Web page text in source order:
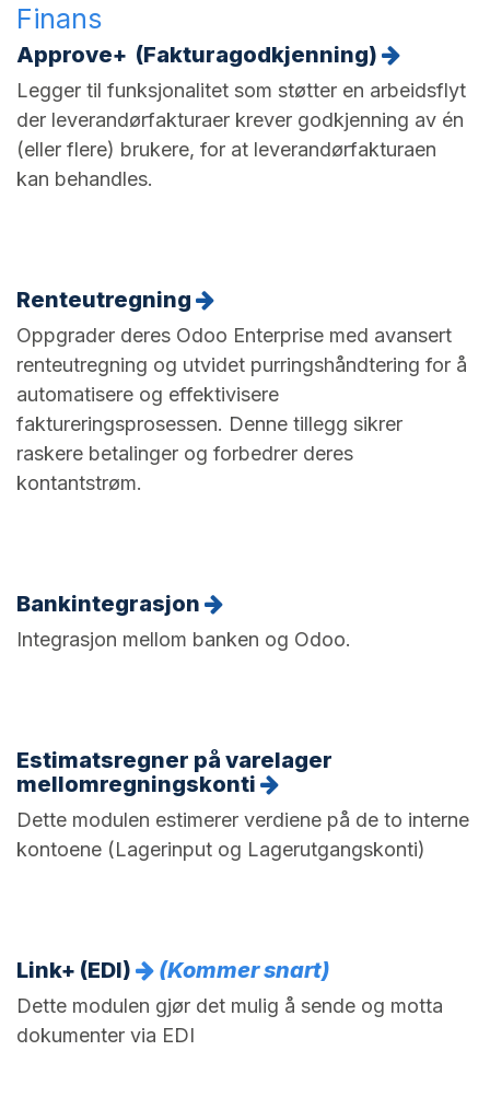
Finans
Approve+ (Fakturagodkjenning)
Legger til funksjonalitet som støtter en arbeidsflyt
der leverandørfakturaer krever godkjenning av én
(eller flere) brukere, for at leverandørfakturaen
kan behandles.
Renteutregning
Oppgrader deres Odoo Enterprise med avansert
renteutregning og utvidet purringshåndtering for å
automatisere og effektivisere
faktureringsprosessen. Denne tillegg sikrer
raskere betalinger og forbedrer deres
kontantstrøm.
Bankintegrasjon
Integrasjon mellom banken og Odoo.
Estimatsregner på varelager
mellomregningskonti
Dette modulen estimerer verdiene på de to interne
kontoene (Lagerinput og Lagerutgangskonti)
Link+ (EDI) (Kommer snart)
Dette modulen gjør det mulig å sende og motta
dokumenter via EDI